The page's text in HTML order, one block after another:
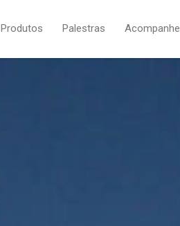
Produtos Palestras Acompanhe